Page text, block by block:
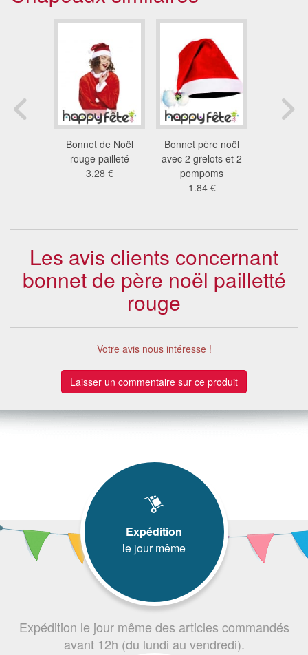
Bonnet de Noël
rouge pailleté
3.28 €
Bonnet père noël
avec 2 grelots et 2
pompoms
1.84 €
Les avis clients concernant
bonnet de père noël pailletté
rouge
Votre avis nous intéresse !
Laisser un commentaire sur ce produit
Expédition
le jour même
Expédition le jour même des articles commandés
avant 12h (du lundi au vendredi).